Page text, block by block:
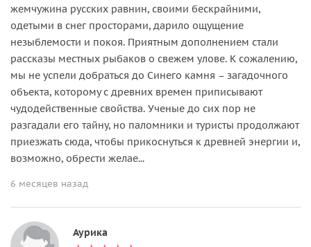
жемчужина русских равнин, своими бескрайними,
одетыми в снег просторами, дарило ощущение
незыблемости и покоя. Приятным дополнением стали
рассказы местных рыбаков о свежем улове. К сожалению,
мы не успели добраться до Синего камня – загадочного
объекта, которому с древних времен приписывают
чудодейственные свойства. Ученые до сих пор не
разгадали его тайну, но паломники и туристы продолжают
приезжать сюда, чтобы прикоснуться к древней энергии и,
возможно, обрести желае...
6 месяцев назад
Аурика